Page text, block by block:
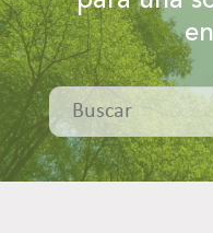
Centro de recursos
Servicios
Esto es un campo de
No hay sugerencias